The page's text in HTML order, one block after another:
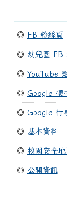
◎ FB 粉絲頁
◎ 幼兒園 FB
◎ YouTube
◎ Google 硬
◎ Google 行
◎ 基本資料
◎ 校園安全地
◎ 公開資訊